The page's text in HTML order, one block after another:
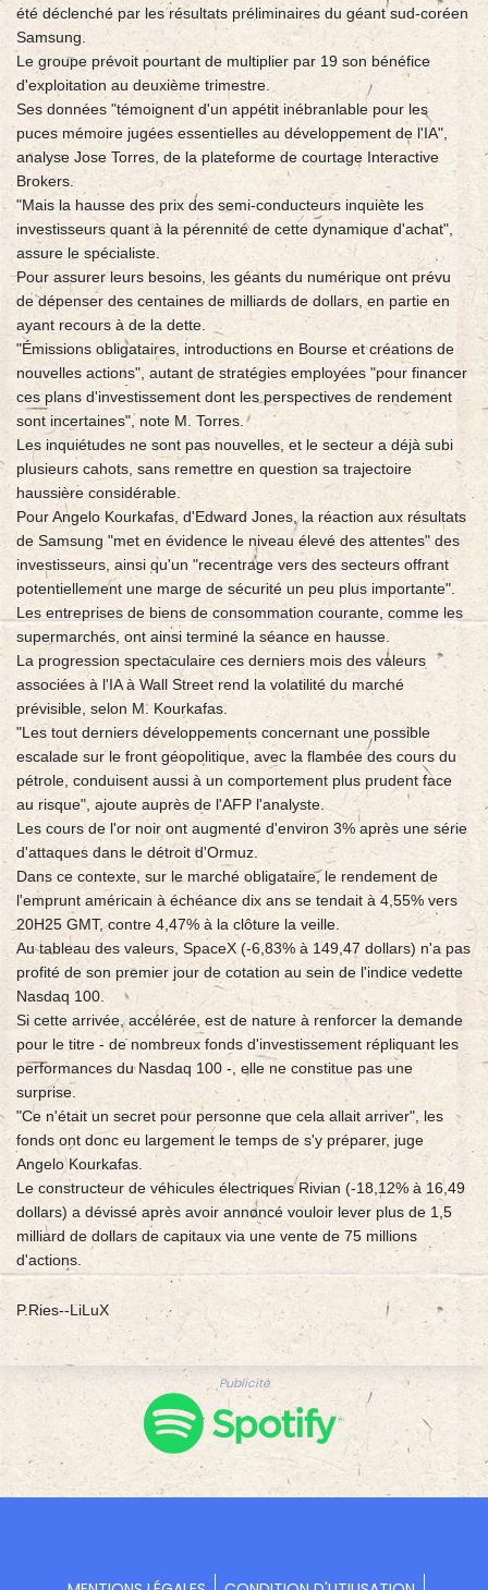
été déclenché par les résultats préliminaires du géant sud-coréen
Samsung.
Le groupe prévoit pourtant de multiplier par 19 son bénéfice
d'exploitation au deuxième trimestre.
Ses données "témoignent d'un appétit inébranlable pour les
puces mémoire jugées essentielles au développement de l'IA",
analyse Jose Torres, de la plateforme de courtage Interactive
Brokers.
"Mais la hausse des prix des semi-conducteurs inquiète les
investisseurs quant à la pérennité de cette dynamique d'achat",
assure le spécialiste.
Pour assurer leurs besoins, les géants du numérique ont prévu
de dépenser des centaines de milliards de dollars, en partie en
ayant recours à de la dette.
"Émissions obligataires, introductions en Bourse et créations de
nouvelles actions", autant de stratégies employées "pour financer
ces plans d'investissement dont les perspectives de rendement
sont incertaines", note M. Torres.
Les inquiétudes ne sont pas nouvelles, et le secteur a déjà subi
plusieurs cahots, sans remettre en question sa trajectoire
haussière considérable.
Pour Angelo Kourkafas, d'Edward Jones, la réaction aux résultats
de Samsung "met en évidence le niveau élevé des attentes" des
investisseurs, ainsi qu'un "recentrage vers des secteurs offrant
potentiellement une marge de sécurité un peu plus importante".
Les entreprises de biens de consommation courante, comme les
supermarchés, ont ainsi terminé la séance en hausse.
La progression spectaculaire ces derniers mois des valeurs
associées à l'IA à Wall Street rend la volatilité du marché
prévisible, selon M. Kourkafas.
"Les tout derniers développements concernant une possible
escalade sur le front géopolitique, avec la flambée des cours du
pétrole, conduisent aussi à un comportement plus prudent face
au risque", ajoute auprès de l'AFP l'analyste.
Les cours de l'or noir ont augmenté d'environ 3% après une série
d'attaques dans le détroit d'Ormuz.
Dans ce contexte, sur le marché obligataire, le rendement de
l'emprunt américain à échéance dix ans se tendait à 4,55% vers
20H25 GMT, contre 4,47% à la clôture la veille.
Au tableau des valeurs, SpaceX (-6,83% à 149,47 dollars) n'a pas
profité de son premier jour de cotation au sein de l'indice vedette
Nasdaq 100.
Si cette arrivée, accélérée, est de nature à renforcer la demande
pour le titre - de nombreux fonds d'investissement répliquant les
performances du Nasdaq 100 -, elle ne constitue pas une
surprise.
"Ce n'était un secret pour personne que cela allait arriver", les
fonds ont donc eu largement le temps de s'y préparer, juge
Angelo Kourkafas.
Le constructeur de véhicules électriques Rivian (-18,12% à 16,49
dollars) a dévissé après avoir annoncé vouloir lever plus de 1,5
milliard de dollars de capitaux via une vente de 75 millions
d'actions.
P.Ries--LiLuX
Publicité